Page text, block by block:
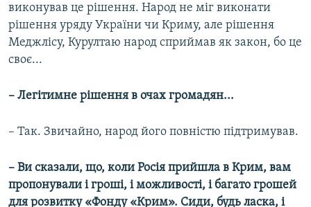
виконував це рішення. Народ не міг виконати
рішення уряду України чи Криму, але рішення
Меджлісу, Курултаю народ сприймав як закон, бо це
своє...
– Легітимне рішення в очах громадян...
– Так. Звичайно, народ його повністю підтримував.
– Ви сказали, що, коли Росія прийшла в Крим, вам
пропонували і гроші, і можливості, і багато грошей
для розвитку «Фонду «Крим». Сиди, будь ласка, і